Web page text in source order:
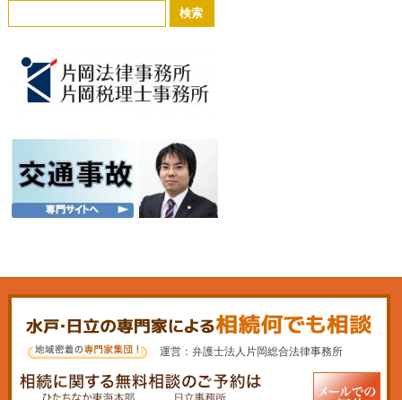
運営：弁護士法人片岡総合法律事務所